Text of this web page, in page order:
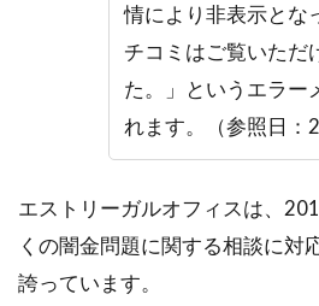
情により非表示とな
チコミはご覧いただ
た。」というエラー
れます。（参照日：
エストリーガルオフィスは、
くの闇金問題に関する相談に対
誇っています。